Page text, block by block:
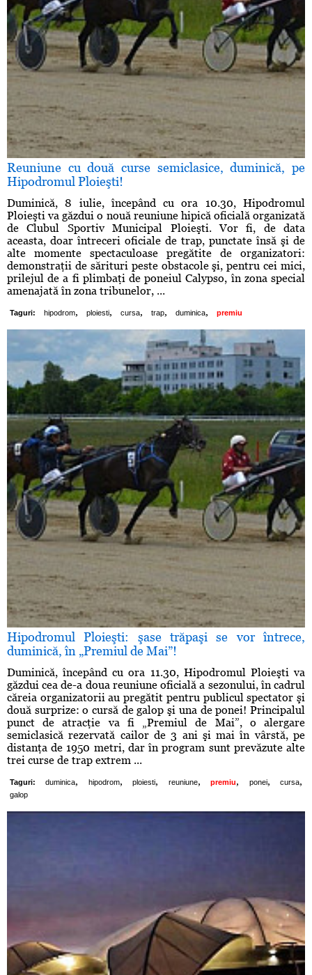
Reuniune cu două curse semiclasice, duminică, pe
Hipodromul Ploieşti!
Duminică, 8 iulie, începând cu ora 10.30, Hipodromul
Ploieşti va găzdui o nouă reuniune hipică oficială organizată
de Clubul Sportiv Municipal Ploieşti. Vor fi, de data
aceasta, doar întreceri oficiale de trap, punctate însă şi de
alte momente spectaculoase pregătite de organizatori:
demonstraţii de sărituri peste obstacole şi, pentru cei mici,
prilejul de a fi plimbaţi de poneiul Calypso, în zona special
amenajată în zona tribunelor, ...
Taguri: hipodrom, ploiesti, cursa, trap, duminica, premiu
Hipodromul Ploieşti: şase trăpaşi se vor întrece,
duminică, în „Premiul de Mai”!
Duminică, începând cu ora 11.30, Hipodromul Ploieşti va
găzdui cea de-a doua reuniune oficială a sezonului, în cadrul
căreia organizatorii au pregătit pentru publicul spectator şi
două surprize: o cursă de galop şi una de ponei! Principalul
punct de atracţie va fi „Premiul de Mai”, o alergare
semiclasică rezervată cailor de 3 ani şi mai în vârstă, pe
distanţa de 1950 metri, dar în program sunt prevăzute alte
trei curse de trap extrem ...
Taguri: duminica, hipodrom, ploiesti, reuniune, premiu, ponei, cursa,
galop